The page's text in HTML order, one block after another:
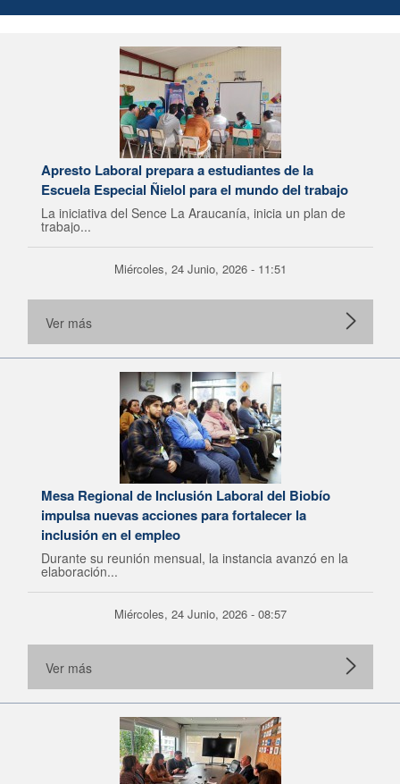
Apresto Laboral prepara a estudiantes de la
Escuela Especial Ñielol para el mundo del trabajo
La iniciativa del Sence La Araucanía, inicia un plan de
trabajo...
Miércoles, 24 Junio, 2026 - 11:51
Ver más
Mesa Regional de Inclusión Laboral del Biobío
impulsa nuevas acciones para fortalecer la
inclusión en el empleo
Durante su reunión mensual, la instancia avanzó en la
elaboración...
Miércoles, 24 Junio, 2026 - 08:57
Ver más